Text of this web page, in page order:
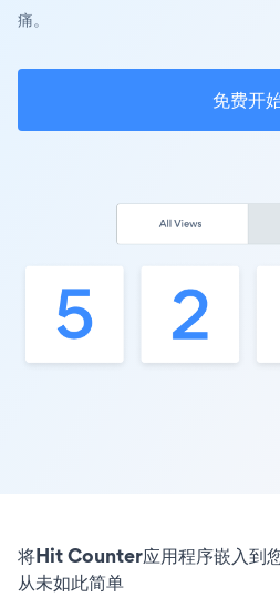
痛。
免费开
将Hit Counter应用程序嵌入到
从未如此简单